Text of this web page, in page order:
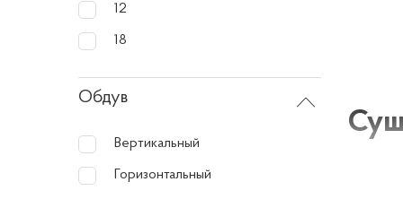
12
18
Обдув
Вертикальный
Горизонтальный